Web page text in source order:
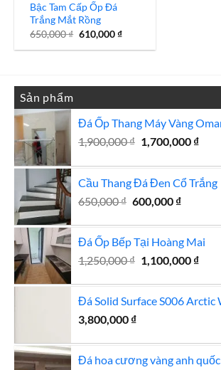
Bậc Tam Cấp Ốp Đá
Trắng Mắt Rồng
650,000₫ Giá
là:
610,000₫Giá
tại
Sản phẩm
Đá Ốp Thang Máy Vàng
1,900,000₫ Giá
là:
1,900,000 ₫.
1,700,000 ₫Giá
tại
là:
Cầu Thang Đá Đen Cổ Trắng
650,000₫ Giá
650,000 ₫.
600,000 ₫Giá
là:
600,000
Đá Ốp Bếp Tại Hoàng Mai
1,250,000₫ Giá
1,250,000 ₫.
1,100,000 ₫Giá
là:
Đá Solid Surface S006 Arctic
3,800,000 ₫
Đá hoa cương vàng anh